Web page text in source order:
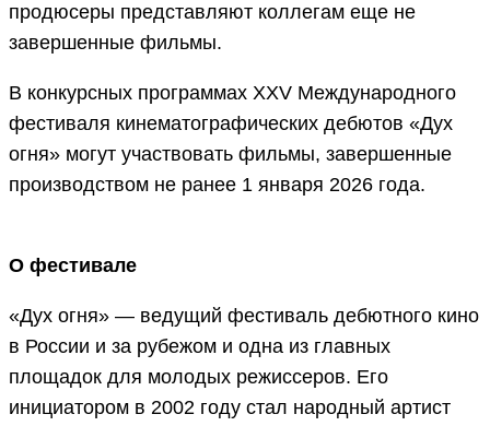
продюсеры представляют коллегам еще не
завершенные фильмы.
В конкурсных программах XXV Международного
фестиваля кинематографических дебютов «Дух
огня» могут участвовать фильмы, завершенные
производством не ранее 1 января 2026 года.
О фестивале
«Дух огня» — ведущий фестиваль дебютного кино
в России и за рубежом и одна из главных
площадок для молодых режиссеров. Его
инициатором в 2002 году стал народный артист